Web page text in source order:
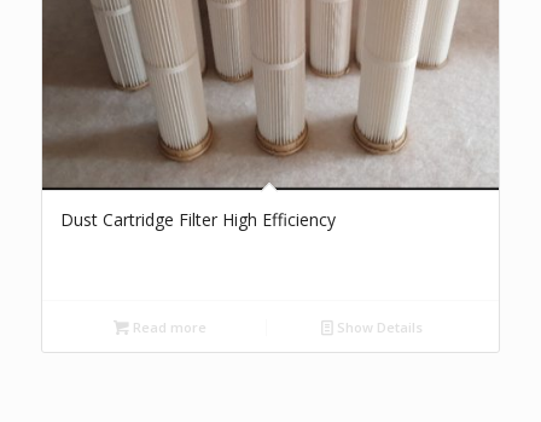
Dust Cartridge Filter High Efficiency
Read more Show Details